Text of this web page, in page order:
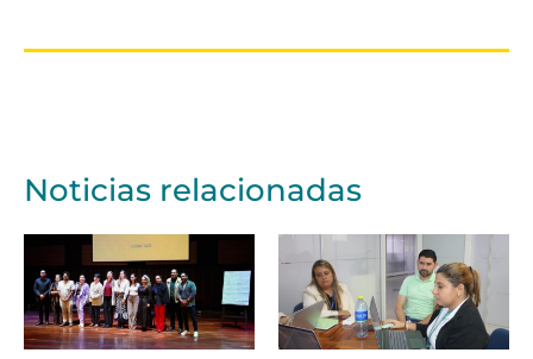
Noticias relacionadas